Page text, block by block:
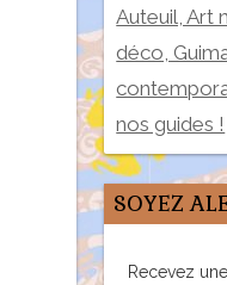
Auteuil, Art
déco,
nos guides !
SOYEZ
Recevez